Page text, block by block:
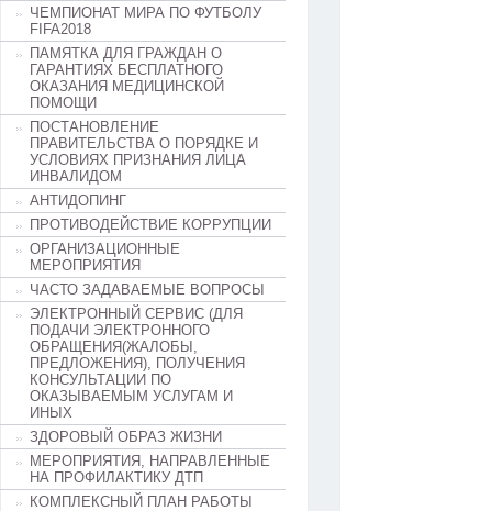
ЧЕМПИОНАТ МИРА ПО ФУТБОЛУ
FIFA2018
ПАМЯТКА ДЛЯ ГРАЖДАН О
ГАРАНТИЯХ БЕСПЛАТНОГО
ОКАЗАНИЯ МЕДИЦИНСКОЙ
ПОМОЩИ
ПОСТАНОВЛЕНИЕ
ПРАВИТЕЛЬСТВА О ПОРЯДКЕ И
УСЛОВИЯХ ПРИЗНАНИЯ ЛИЦА
ИНВАЛИДОМ
АНТИДОПИНГ
ПРОТИВОДЕЙСТВИЕ КОРРУПЦИИ
ОРГАНИЗАЦИОННЫЕ
МЕРОПРИЯТИЯ
ЧАСТО ЗАДАВАЕМЫЕ ВОПРОСЫ
ЭЛЕКТРОННЫЙ СЕРВИС (ДЛЯ
ПОДАЧИ ЭЛЕКТРОННОГО
ОБРАЩЕНИЯ(ЖАЛОБЫ,
ПРЕДЛОЖЕНИЯ), ПОЛУЧЕНИЯ
КОНСУЛЬТАЦИИ ПО
ОКАЗЫВАЕМЫМ УСЛУГАМ И
ИНЫХ
ЗДОРОВЫЙ ОБРАЗ ЖИЗНИ
МЕРОПРИЯТИЯ, НАПРАВЛЕННЫЕ
НА ПРОФИЛАКТИКУ ДТП
КОМПЛЕКСНЫЙ ПЛАН РАБОТЫ